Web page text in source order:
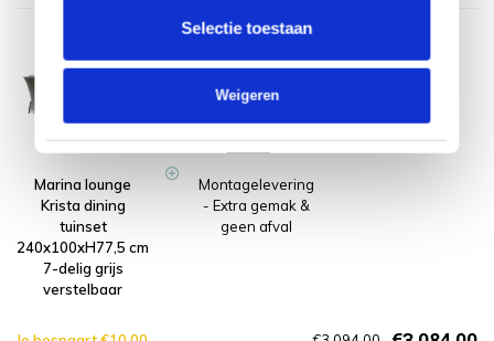
Selectie toestaan
Weigeren
Marina lounge
Krista dining
tuinset
240x100xH77,5 cm
7-delig grijs
verstelbaar
Montagelevering
- Extra gemak &
geen afval